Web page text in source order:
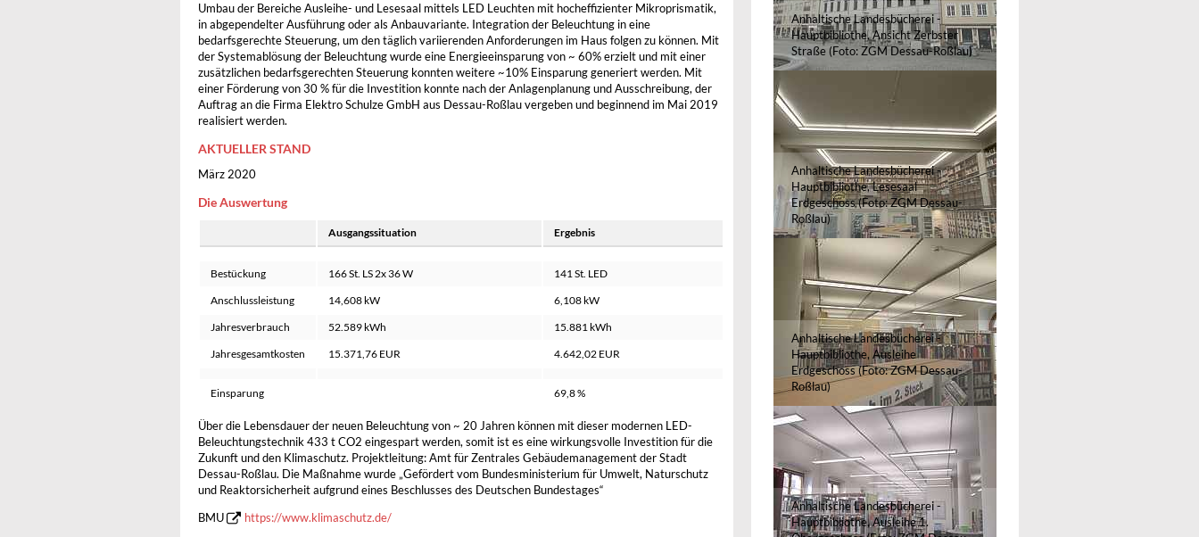
Umbau der Bereiche Ausleihe- und Lesesaal mittels LED Leuchten mit hocheffizienter Mikroprismatik,
in abgependelter Ausführung oder als Anbauvariante. Integration der Beleuchtung in eine
bedarfsgerechte Steuerung, um den täglich variierenden Anforderungen im Haus folgen zu können. Mit
der Systemablösung der Beleuchtung wurde eine Energieeinsparung von ~ 60% erzielt und mit einer
zusätzlichen bedarfsgerechten Steuerung konnten weitere ~10% Einsparung generiert werden. Mit
einer Förderung von 30 % für die Investition konnte nach der Anlagenplanung und Ausschreibung, der
Auftrag an die Firma Elektro Schulze GmbH aus Dessau-Roßlau vergeben und beginnend im Mai 2019
realisiert werden.
AKTUELLER STAND
März 2020
Die Auswertung
Ausgangssituation Ergebnis
Einsparung 69,8 %
Bestückung 166 St. LS 2x 36 W
141 St. LED
Anschlussleistung
14,608 kW
6,108 kW
Jahresverbrauch
52.589 kWh
15.881 kWh
Jahresgesamtkosten
15.371,76 EUR 4.642,02 EUR
Über die Lebensdauer der neuen Beleuchtung von ~ 20 Jahren können mit dieser modernen LED-
Beleuchtungstechnik 433 t CO2 eingespart werden, somit ist es eine wirkungsvolle Investition für die
Zukunft und den Klimaschutz. Projektleitung: Amt für Zentrales Gebäudemanagement der Stadt
Dessau-Roßlau. Die Maßnahme wurde „Gefördert vom Bundesministerium für Umwelt, Naturschutz
und Reaktorsicherheit aufgrund eines Beschlusses des Deutschen Bundestages“
BMU https://www.klimaschutz.de/
Anhaltische Landesbücherei -
Hauptbibliothe, Ansicht Zerbster
Straße (Foto: ZGM Dessau-Roßlau)
Anhaltische Landesbücherei -
Hauptbibliothe, Lesesaal
Erdgeschoss (Foto: ZGM Dessau-
Roßlau)
Anhaltische Landesbücherei -
Hauptbibliothe, Ausleihe
Erdgeschoss (Foto: ZGM Dessau-
Roßlau)
Anhaltische Landesbücherei -
Hauptbibliothe, Ausleihe 1.